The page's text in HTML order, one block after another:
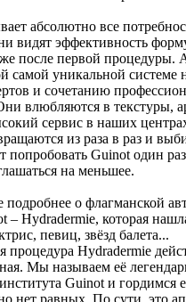
абсолютно все
видят эффективность
после первой процедуры.
самой уникальной системе
и сочетанию
влюбляются в текстуры,
сервис в наших
из раза в раз и
попробовать Guinot один
на меньшее.
подробнее о флагманской
– Hydradermie, которая
певиц, звёзд балета...
процедура Hydradermie
Мы называем её
Guinot и гордимся
нет равных. По сути, это